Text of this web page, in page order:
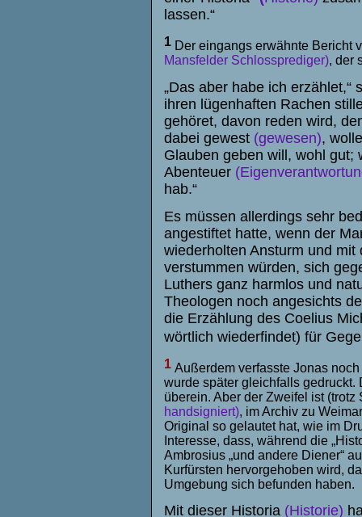
lassen.“
1 Der eingangs erwähnte Bericht
Mansfelder Schlossprediger), der
„Das aber habe ich erzählet,“
ihren lügenhaften Rachen
gehöret, davon reden wird,
dabei gewest (gewesen),
Glauben geben will, wohl
Abenteuer
hab.“
Es müssen allerdings sehr
angestiftet hatte, wenn der
wiederholten Ansturm und
verstummen würden, sich
Luthers ganz harmlos und
Theologen noch angesichts
die Erzählung des Coelius
wörtlich wiederfindet) für
1 Außerdem verfasste Jonas
wurde später gleichfalls gedruckt.
überein. Aber der Zweifel ist
handsigniert), im Archiv zu
Original so gelautet hat, wie im
Interesse, dass, während die
Ambrosius „und andere Diener“
Kurfürsten hervorgehoben wird,
Umgebung sich befunden haben.
Mit dieser Historia (Historie)